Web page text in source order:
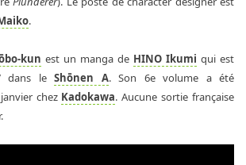
.
kun est un manga de HINO Ikumi qui est
dans leShōnen A. Son 6e volume a été
chez Kadokawa. Aucune sortie française